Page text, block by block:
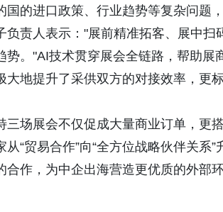
国的进口政策、行业趋势等复杂问题
人表示："展前精准拓客、展中扫
势。"AI技术贯穿展会全链路，帮助
大地提升了采供双方的对接效率，更
展会不仅促成大量商业订单，更
从“贸易合作”向“全方位战略伙伴关
合作，为中企出海营造更优质的外部